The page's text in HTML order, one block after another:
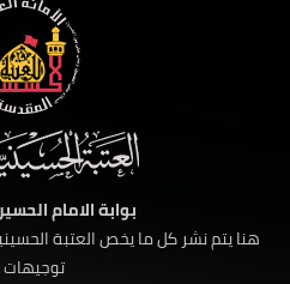
بوابة الامام
هنا يتم نشر كل ما يخص العتبة
توجيهات